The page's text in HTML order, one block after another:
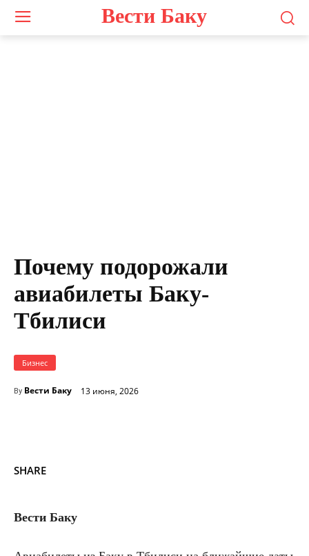
Вести Баку
Почему подорожали
авиабилеты Баку-
Тбилиси
Бизнес
By Вести Баку 13 июня, 2026
SHARE
Вести Баку